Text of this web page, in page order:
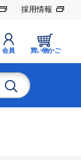
採用情報
会員 買い物かご